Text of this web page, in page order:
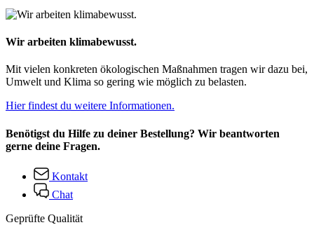
Wir arbeiten klimabewusst.
Mit vielen konkreten ökologischen Maßnahmen tragen wir dazu bei,
Umwelt und Klima so gering wie möglich zu belasten.
Hier findest du weitere Informationen.
Benötigst du Hilfe zu deiner Bestellung? Wir beantworten
gerne deine Fragen.
Kontakt
Chat
Geprüfte Qualität